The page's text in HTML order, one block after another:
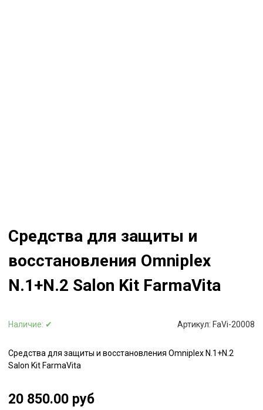
Средства для защиты и
восстановления Omniplex
N.1+N.2 Salon Kit FarmaVita
Наличие: ✔ Артикул: FaVi-20008
Средства для защиты и восстановления Omniplex N.1+N.2
Salon Kit FarmaVita
20 850.00 руб